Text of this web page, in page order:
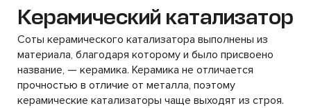
Керамический катализатор
Соты керамического катализатора выполнены из
материала, благодаря которому и было присвоено
название, — керамика. Керамика не отличается
прочностью в отличие от металла, поэтому
керамические катализаторы чаще выходят из строя.